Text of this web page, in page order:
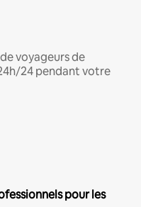
voyageurs de
24 pendant votre
pour les